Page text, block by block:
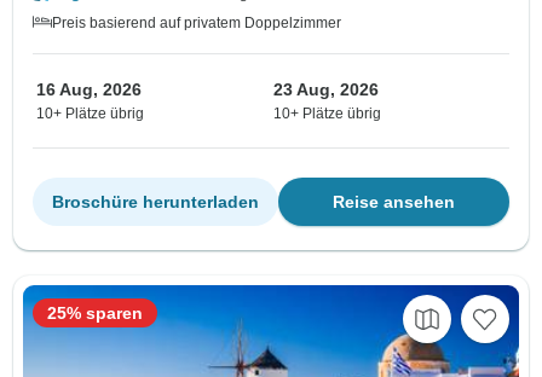
Preis basierend auf privatem Doppelzimmer
16 Aug, 2026
10+ Plätze übrig
23 Aug, 2026
10+ Plätze übrig
Reise ansehen
Broschüre herunterladen
25% sparen